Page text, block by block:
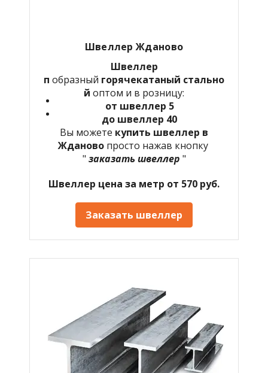
Швеллер Жданово
Швеллер
п образный горячекатаный стально
й оптом и в розницу:
от швеллер 5
до швеллер 40
Вы можете купить швеллер в
Жданово просто нажав кнопку
" заказать швеллер "
Швеллер цена за метр от 570 руб.
Заказать швеллер